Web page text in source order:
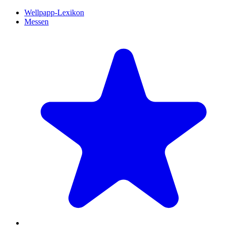
Wellpapp-Lexikon
Messen